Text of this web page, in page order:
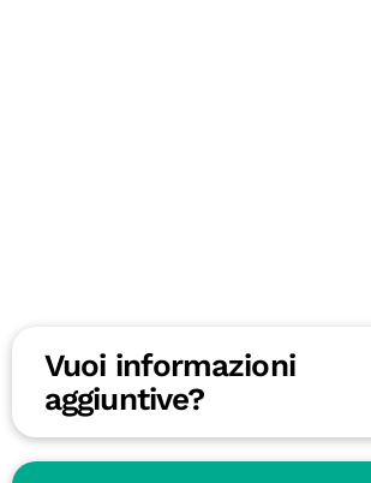
Vuoi informazioni
aggiuntive?